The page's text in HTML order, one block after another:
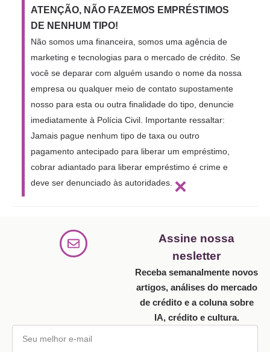
ATENÇÃO, NÃO FAZEMOS EMPRÉSTIMOS
DE NENHUM TIPO!
Não somos uma financeira, somos uma agência de
marketing e tecnologias para o mercado de crédito. Se
você se deparar com alguém usando o nome da nossa
empresa ou qualquer meio de contato supostamente
nosso para esta ou outra finalidade do tipo, denuncie
imediatamente à Polícia Civil. Importante ressaltar:
Jamais pague nenhum tipo de taxa ou outro
pagamento antecipado para liberar um empréstimo,
cobrar adiantado para liberar empréstimo é crime e
deve ser denunciado às autoridades. ×
Assine nossa
nesletter
Receba semanalmente novos
artigos, análises do mercado
de crédito e a coluna sobre
IA, crédito e cultura.